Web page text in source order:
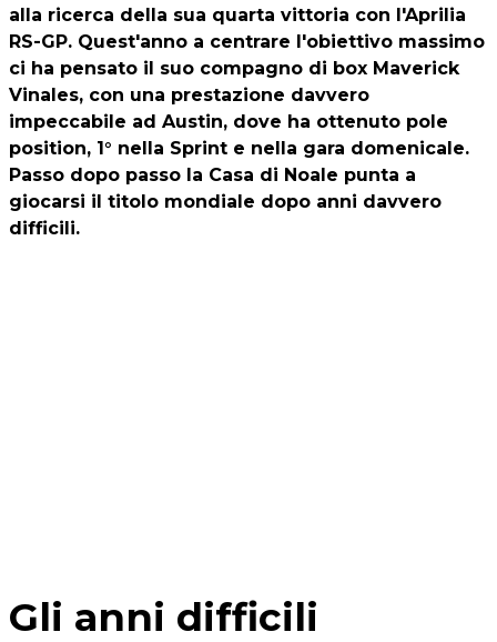
alla ricerca della sua quarta vittoria con l'Aprilia
RS-GP. Quest'anno a centrare l'obiettivo massimo
ci ha pensato il suo compagno di box Maverick
Vinales, con una prestazione davvero
impeccabile ad Austin, dove ha ottenuto pole
position, 1° nella Sprint e nella gara domenicale.
Passo dopo passo la Casa di Noale punta a
giocarsi il titolo mondiale dopo anni davvero
difficili.
Gli anni difficili